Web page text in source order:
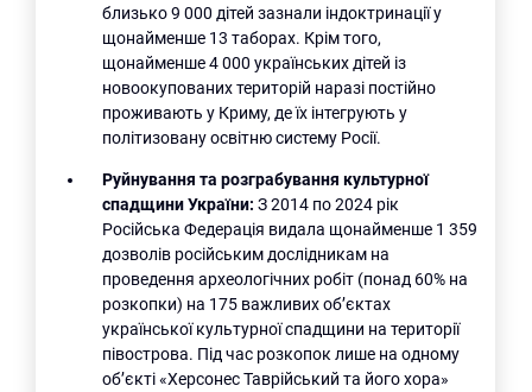
близько 9 000 дітей зазнали індоктринації у
щонайменше 13 таборах. Крім того,
щонайменше 4 000 українських дітей із
новоокупованих територій наразі постійно
проживають у Криму, де їх інтегрують у
політизовану освітню систему Росії.
Руйнування та розграбування культурної
спадщини України: З 2014 по 2024 рік
Російська Федерація видала щонайменше 1 359
дозволів російським дослідникам на
проведення археологічних робіт (понад 60% на
розкопки) на 175 важливих об’єктах
української культурної спадщини на території
півострова. Під час розкопок лише на одному
об’єкті «Херсонес Таврійський та його хора»